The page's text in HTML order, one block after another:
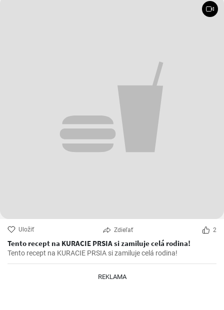
Uložiť Zdieľať 2
Tento recept na KURACIE PRSIA si zamiluje celá rodina!
Tento recept na KURACIE PRSIA si zamiluje celá rodina!
REKLAMA